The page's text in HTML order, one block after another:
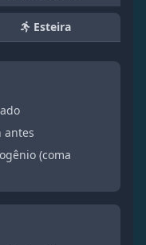
Esteira
antes
(coma